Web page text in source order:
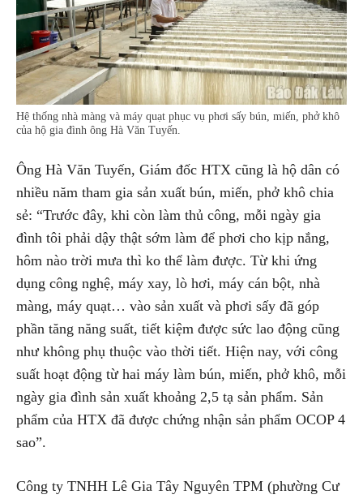
Hệ thống nhà màng và máy quạt phục vụ phơi sấy bún, miến, phở khô
của hộ gia đình ông Hà Văn Tuyến.
Ông Hà Văn Tuyến, Giám đốc HTX cũng là hộ dân có
nhiều năm tham gia sản xuất bún, miến, phở khô chia
sẻ: “Trước đây, khi còn làm thủ công, mỗi ngày gia
đình tôi phải dậy thật sớm làm để phơi cho kịp nắng,
hôm nào trời mưa thì ko thể làm được. Từ khi ứng
dụng công nghệ, máy xay, lò hơi, máy cán bột, nhà
màng, máy quạt… vào sản xuất và phơi sấy đã góp
phần tăng năng suất, tiết kiệm được sức lao động cũng
như không phụ thuộc vào thời tiết. Hiện nay, với công
suất hoạt động từ hai máy làm bún, miến, phở khô, mỗi
ngày gia đình sản xuất khoảng 2,5 tạ sản phẩm. Sản
phẩm của HTX đã được chứng nhận sản phẩm OCOP 4
sao”.
Công ty TNHH Lê Gia Tây Nguyên TPM (phường Cư